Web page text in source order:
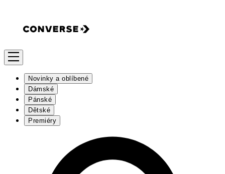
Novinky a oblíbené
Dámské
Pánské
Dětské
Premiéry